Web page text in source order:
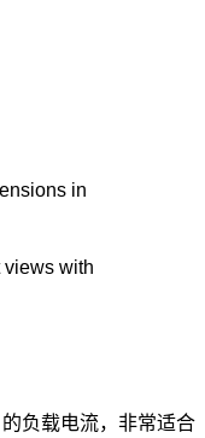
负载电流，非常适合